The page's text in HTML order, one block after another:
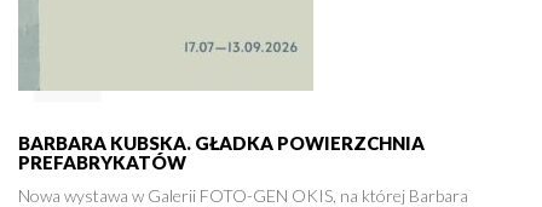
BARBARA KUBSKA. GŁADKA POWIERZCHNIA
PREFABRYKATÓW
Nowa wystawa w Galerii FOTO-GEN OKIS, na której Barbara